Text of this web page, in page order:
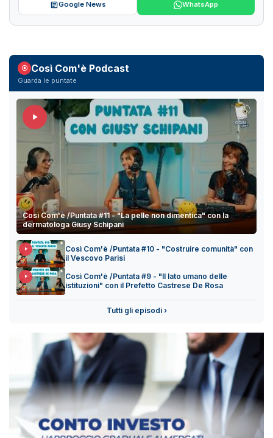
Google News WhatsApp
Così Com'è Podcast
Guarda le puntate
Così Com'è /Puntata #11 - "La pelle non dimentica" con la
dermatologa Giusy Schipani
Così Com'è /Puntata #10 - "Costruire comunità" con
il Vescovo Parisi
Così Com'è /Puntata #9 - "Il lato umano delle
istituzioni" con il Prefetto Castrese De Rosa
Tutti gli episodi ›